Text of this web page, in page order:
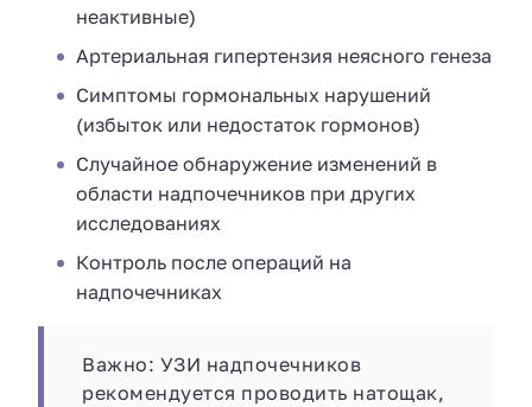
неактивные)
Артериальная гипертензия неясного генеза
Симптомы гормональных нарушений
(избыток или недостаток гормонов)
Случайное обнаружение изменений в
области надпочечников при других
исследованиях
Контроль после операций на
надпочечниках
Важно: УЗИ надпочечников
рекомендуется проводить натощак,